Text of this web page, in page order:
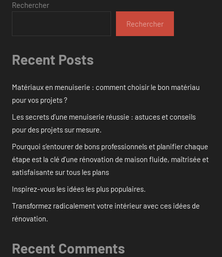
Rechercher
Rechercher
Recent Posts
Matériaux en menuiserie : comment choisir le bon matériau
pour vos projets ?
Les secrets d’une menuiserie réussie : astuces et conseils
pour des projets sur mesure.
Pourquoi s’entourer de bons professionnels et planifier chaque
étape est la clé d’une rénovation de maison fluide, maîtrisée et
satisfaisante sur tous les plans
Inspirez-vous les idées les plus populaires.
Transformez radicalement votre intérieur avec ces idées de
rénovation.
Recent Comments